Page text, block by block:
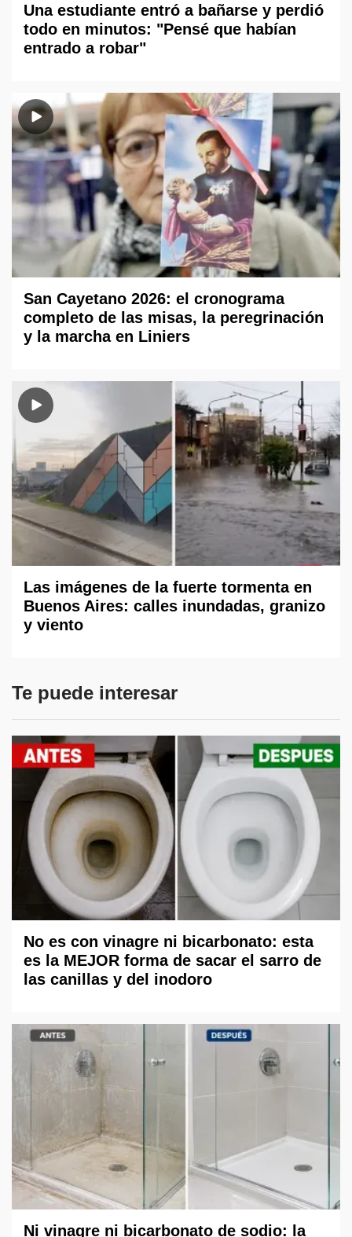
Una estudiante entró a bañarse y perdió
todo en minutos: "Pensé que habían
entrado a robar"
San Cayetano 2026: el cronograma
completo de las misas, la peregrinación
y la marcha en Liniers
Las imágenes de la fuerte tormenta en
Buenos Aires: calles inundadas, granizo
y viento
Te puede interesar
No es con vinagre ni bicarbonato: esta
es la MEJOR forma de sacar el sarro de
las canillas y del inodoro
Ni vinagre ni bicarbonato de sodio: la